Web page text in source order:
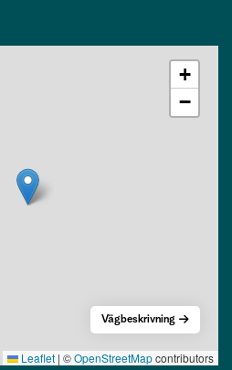
+
−
Leaflet | ©OpenStreetMapcontributors
Vägbeskrivning